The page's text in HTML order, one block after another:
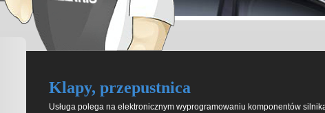
Klapy, przepustnica
Usługa polega na elektronicznym wyprogramowaniu komponentów